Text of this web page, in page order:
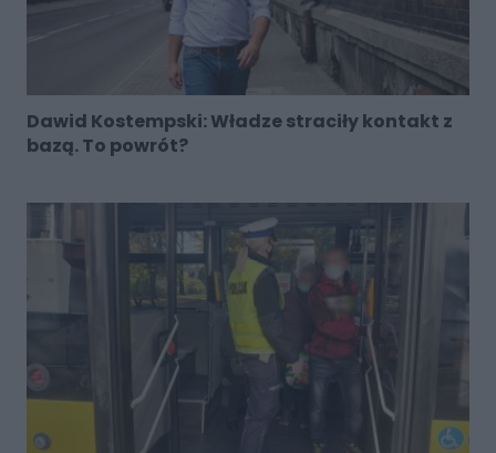
Dawid Kostempski: Władze straciły kontakt z
bazą. To powrót?